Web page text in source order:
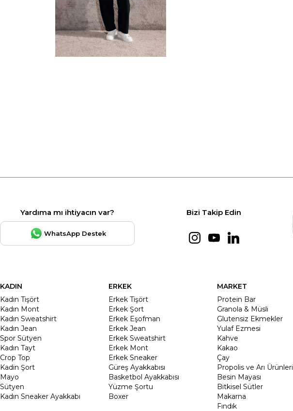
Yardıma mı ihtiyacın var?
WhatsApp Destek
Bizi Takip Edin
KADIN
Kadın Tişört
Kadın Mont
Kadın Sweatshirt
Kadın Jean
Spor Sütyen
Kadın Tayt
Crop Top
Kadin Şort
Mayo
Sütyen
Kadın Sneaker Ayakkabı
ERKEK
Erkek Tişört
Erkek Şort
Erkek Eşofman
Erkek Jean
Erkek Sweatshirt
Erkek Mont
Erkek Sneaker
Güreş Ayakkabısı
Basketbol Ayakkabısı
Yüzme Şortu
Boxer
MARKET
Protein Bar
Granola & Müsli
Glutensiz Ekmekler
Yulaf Ezmesi
Kahve
Kakao
Çay
Propolis ve Arı Ürünleri
Besin Mayası
Bitkisel Sütler
Makarna
Fındık